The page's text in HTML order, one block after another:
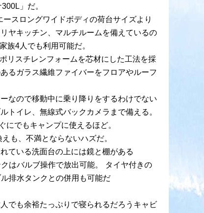
」だ。
スロングワイドボディの荷台サイズより
ヤキッチン、マルチルームを備えているの
族4人でも利用可能だ。
リスチレンフォームを芯材にした工法を採
るガラス繊維ファイバーをフロアやルーフ
なので移動中に乗り降りをするわけでない
トイレ、無線式バックカメラまで備える。
でもキャンプに使えるほど。
も、不満とならないハズだ。
ている洗面台の上には鏡と棚がある
はバルブ操作で放出可能。 タイヤ付きの
排水タンクとの併用も可能だ
でも余裕たっぷりで寝られるだろうキャビ